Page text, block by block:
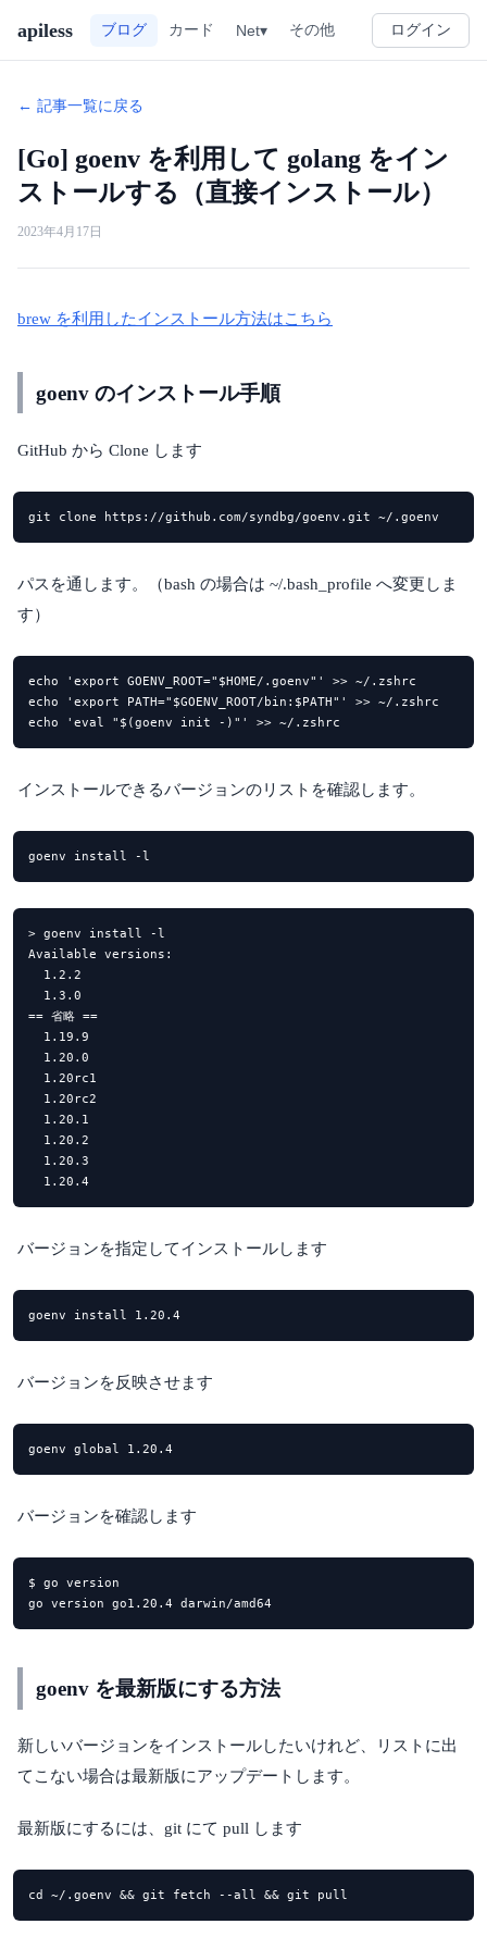
apiless ブログ カード Net▾ その他 ログイン
← 記事一覧に戻る
[Go] goenv を利用して golang をイン
ストールする（直接インストール）
2023年4月17日
brew を利用したインストール方法はこちら
goenv のインストール手順
GitHub から Clone します
git clone https://github.com/syndbg/goenv.git ~/.goenv
パスを通します。（bash の場合は ~/.bash_profile へ変更しま
す）
echo 'export GOENV_ROOT="$HOME/.goenv"' >> ~/.zshrc
echo 'export PATH="$GOENV_ROOT/bin:$PATH"' >> ~/.zshrc
echo 'eval "$(goenv init -)"' >> ~/.zshrc
インストールできるバージョンのリストを確認します。
goenv install -l
> goenv install -l
Available versions:
  1.2.2
  1.3.0
== 省略 ==
  1.19.9
  1.20.0
  1.20rc1
  1.20rc2
  1.20.1
  1.20.2
  1.20.3
  1.20.4
バージョンを指定してインストールします
goenv install 1.20.4
バージョンを反映させます
goenv global 1.20.4
バージョンを確認します
$ go version
go version go1.20.4 darwin/amd64
goenv を最新版にする方法
新しいバージョンをインストールしたいけれど、リストに出
てこない場合は最新版にアップデートします。
最新版にするには、git にて pull します
cd ~/.goenv && git fetch --all && git pull